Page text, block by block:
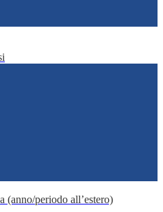
(anno/periodo all’estero)